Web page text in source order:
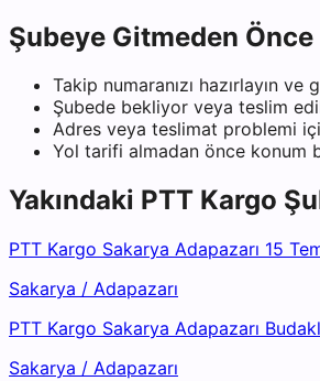
Şubeye Gitmeden
Takip numaranızı hazırlayın
Şubede bekliyor veya teslim
Adres veya teslimat problemi
Yol tarifi almadan önce konum
Yakındaki PTT Kargo
PTT Kargo Sakarya Adapazarı 15
Sakarya / Adapazarı
PTT Kargo Sakarya Adapazarı
Sakarya / Adapazarı